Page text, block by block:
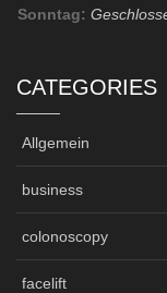
Sonntag:
CATEGORIES
Allgemein
business
colonoscopy
facelift